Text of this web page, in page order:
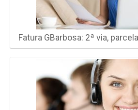
Fatura GBarbosa: 2ª via,